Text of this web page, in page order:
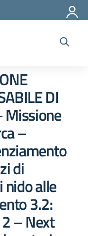
DI
Missione
–
di
nido alle
3.2:
– Next